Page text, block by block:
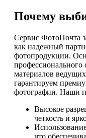
Почему
Сервис ФотоПочта
как надежный
фотопродукции.
профессионального
материалов
гарантируем
фотографии. Наши
Высокое
четкость и